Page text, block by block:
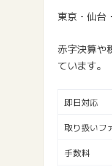
東京・仙台
赤字決算や
ています。
即日対応
取り扱いフ
手数料